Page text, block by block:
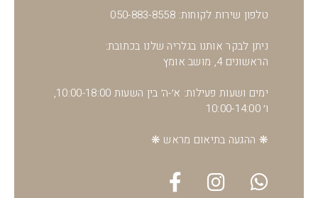
טלפון שירות לקוחות: 050-883-8558
ניתן לבקר אותנו בגלריה שלנו בכתובת:
הראשונים 4, מושב אומץ
ימים ושעות פעילות: א׳-ה׳ בין השעות 10:00-18:00,
ו׳ 10:00-14:00
❋ ההגעה בתיאום מראש ❋